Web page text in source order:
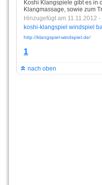
Koshi Klangspiele gibt es in
Klangmassage, sowie zum
Hinzugefügt am 11.11.2012
koshi-klangspiel windspiel
http://klangspiel-windspiel.de/
1
nach oben